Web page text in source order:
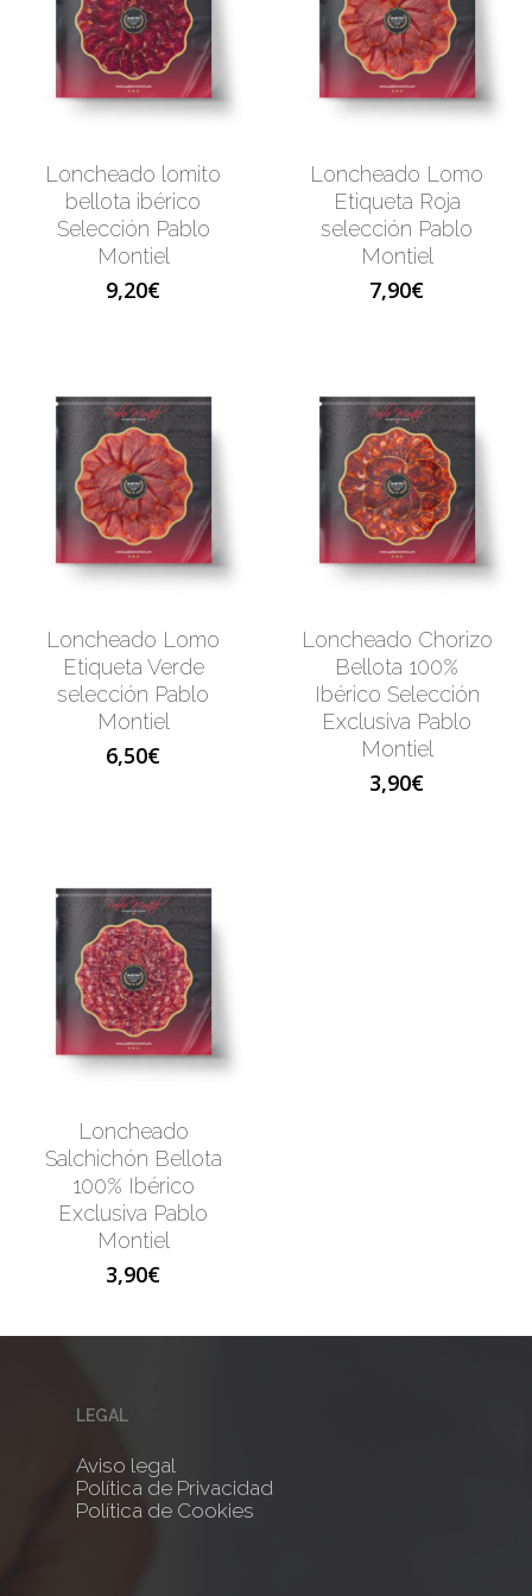
No
Loncheado lomito
bellota ibérico
Selección Pablo
Montiel
9,20€
Loncheado Lomo
Etiqueta Roja
selección Pablo
Montiel
7,90€
Loncheado Lomo
Etiqueta Verde
selección Pablo
Montiel
6,50€
Loncheado Chorizo
Bellota 100%
Ibérico Selección
Exclusiva Pablo
Montiel
3,90€
Loncheado
Salchichón Bellota
100% Ibérico
Exclusiva Pablo
Montiel
3,90€
LEGAL
Aviso legal
Política de Privacidad
Política de Cookies